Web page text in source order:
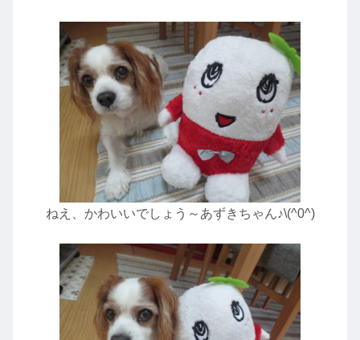
ねえ、かわいいでしょう～あずきちゃん♪\(^0^)